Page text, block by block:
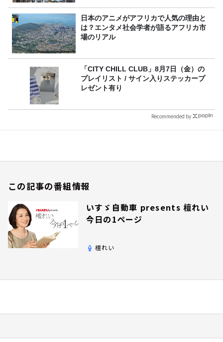
日本のアニメがアフリカで人気の理由と
は？エンタメ社会学者が語るアフリカ市
場のリアル
「CITY CHILL CLUB」8月7日（金）の
プレイリスト / サイン入りステッカープ
レゼント有り
Recommended by
この記事の番組情報
いすゞ自動車 presents 檀れい
今日の1ページ
檀れい